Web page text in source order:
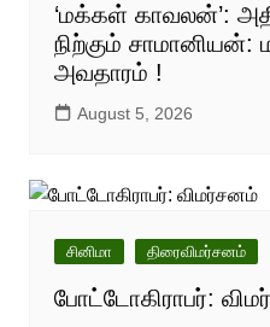
‘மக்கள் காவலன்’:
நிற்கும்
அவதாரம் !
August 5, 2026
சினிமா திரைவிமர்சனம்
போட்டோகிராபர்: